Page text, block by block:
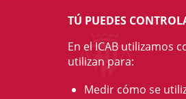
TÚ PUEDES
En el ICAB utilizamos
utilizan para:
Medir cómo se